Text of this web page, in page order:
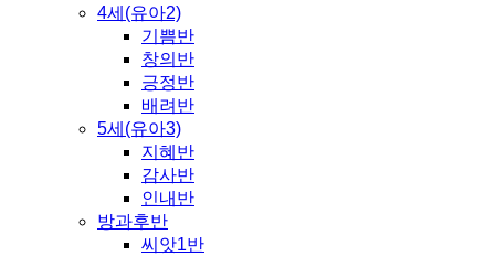
4세(유아2)
기쁨반
창의반
긍정반
배려반
5세(유아3)
지혜반
감사반
인내반
방과후반
씨앗1반